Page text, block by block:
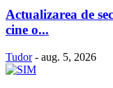
Actualizarea de
cine o...
Tudor - aug. 5, 2026